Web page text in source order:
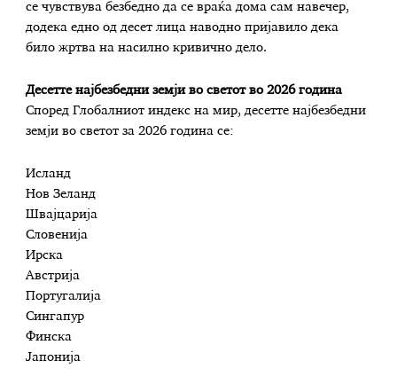
се чувствува безбедно да се враќа дома сам навечер,
додека едно од десет лица наводно пријавило дека
било жртва на насилно кривично дело.
Десетте најбезбедни земји во светот во 2026 година
Според Глобалниот индекс на мир, десетте најбезбедни
земји во светот за 2026 година се:
Исланд
Нов Зеланд
Швајцарија
Словенија
Ирска
Австрија
Португалија
Сингапур
Финска
Јапонија